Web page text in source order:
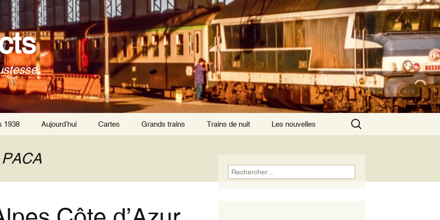
1938 Aujourd’hui Cartes Grands trains Trains de nuit
Trains de nuit
transversaux
Les nouvelles
Rechercher :
Rechercher :